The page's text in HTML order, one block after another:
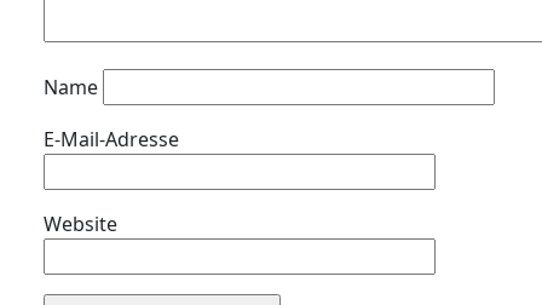
Name
E-Mail-Adresse
Website